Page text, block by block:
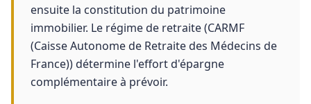
ensuite la constitution du patrimoine
immobilier. Le régime de retraite (CARMF
(Caisse Autonome de Retraite des Médecins de
France)) détermine l'effort d'épargne
complémentaire à prévoir.